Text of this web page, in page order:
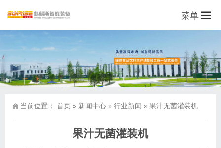
菜单
当前位置： 首页 » 新闻中心 » 行业新闻 » 果汁无菌灌装机
果汁无菌灌装机